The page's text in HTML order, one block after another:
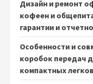
Дизайн и ремонт
кофеен и
гарантии и
Особенности и
коробок передач
компактных